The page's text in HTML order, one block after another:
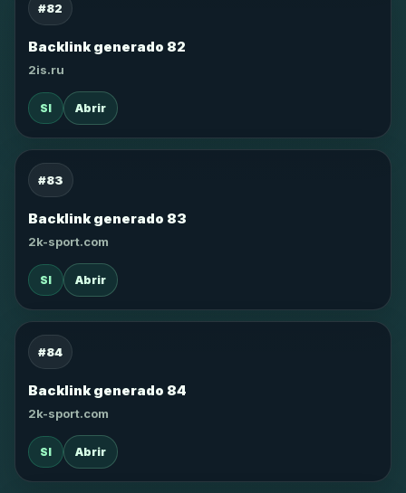
#82
Backlink generado 82
2is.ru
SI Abrir
#83
Backlink generado 83
2k-sport.com
SI Abrir
#84
Backlink generado 84
2k-sport.com
SI Abrir